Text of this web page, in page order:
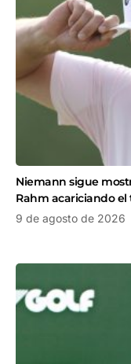
Niemann sigue
Rahm acariciando
9 de agosto de 2026